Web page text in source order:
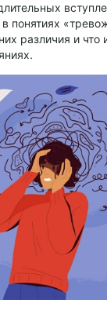
понятиях
различия и что